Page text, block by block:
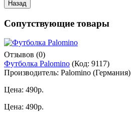
Сопутствующие товары
Отзывов (0)
Футболка Palomino (Код: 9117)
Производитель: Palomino (Германия)
Цена: 490р.
Цена: 490р.